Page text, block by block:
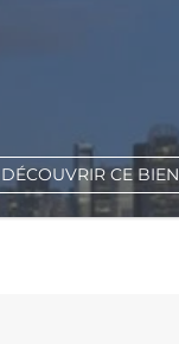
DÉCOUVRIR CE BIEN